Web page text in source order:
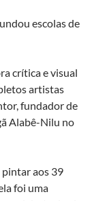
escolas de
crítica e visual
artistas
fundador de
Alabê-Nilu no
aos 39
foi uma